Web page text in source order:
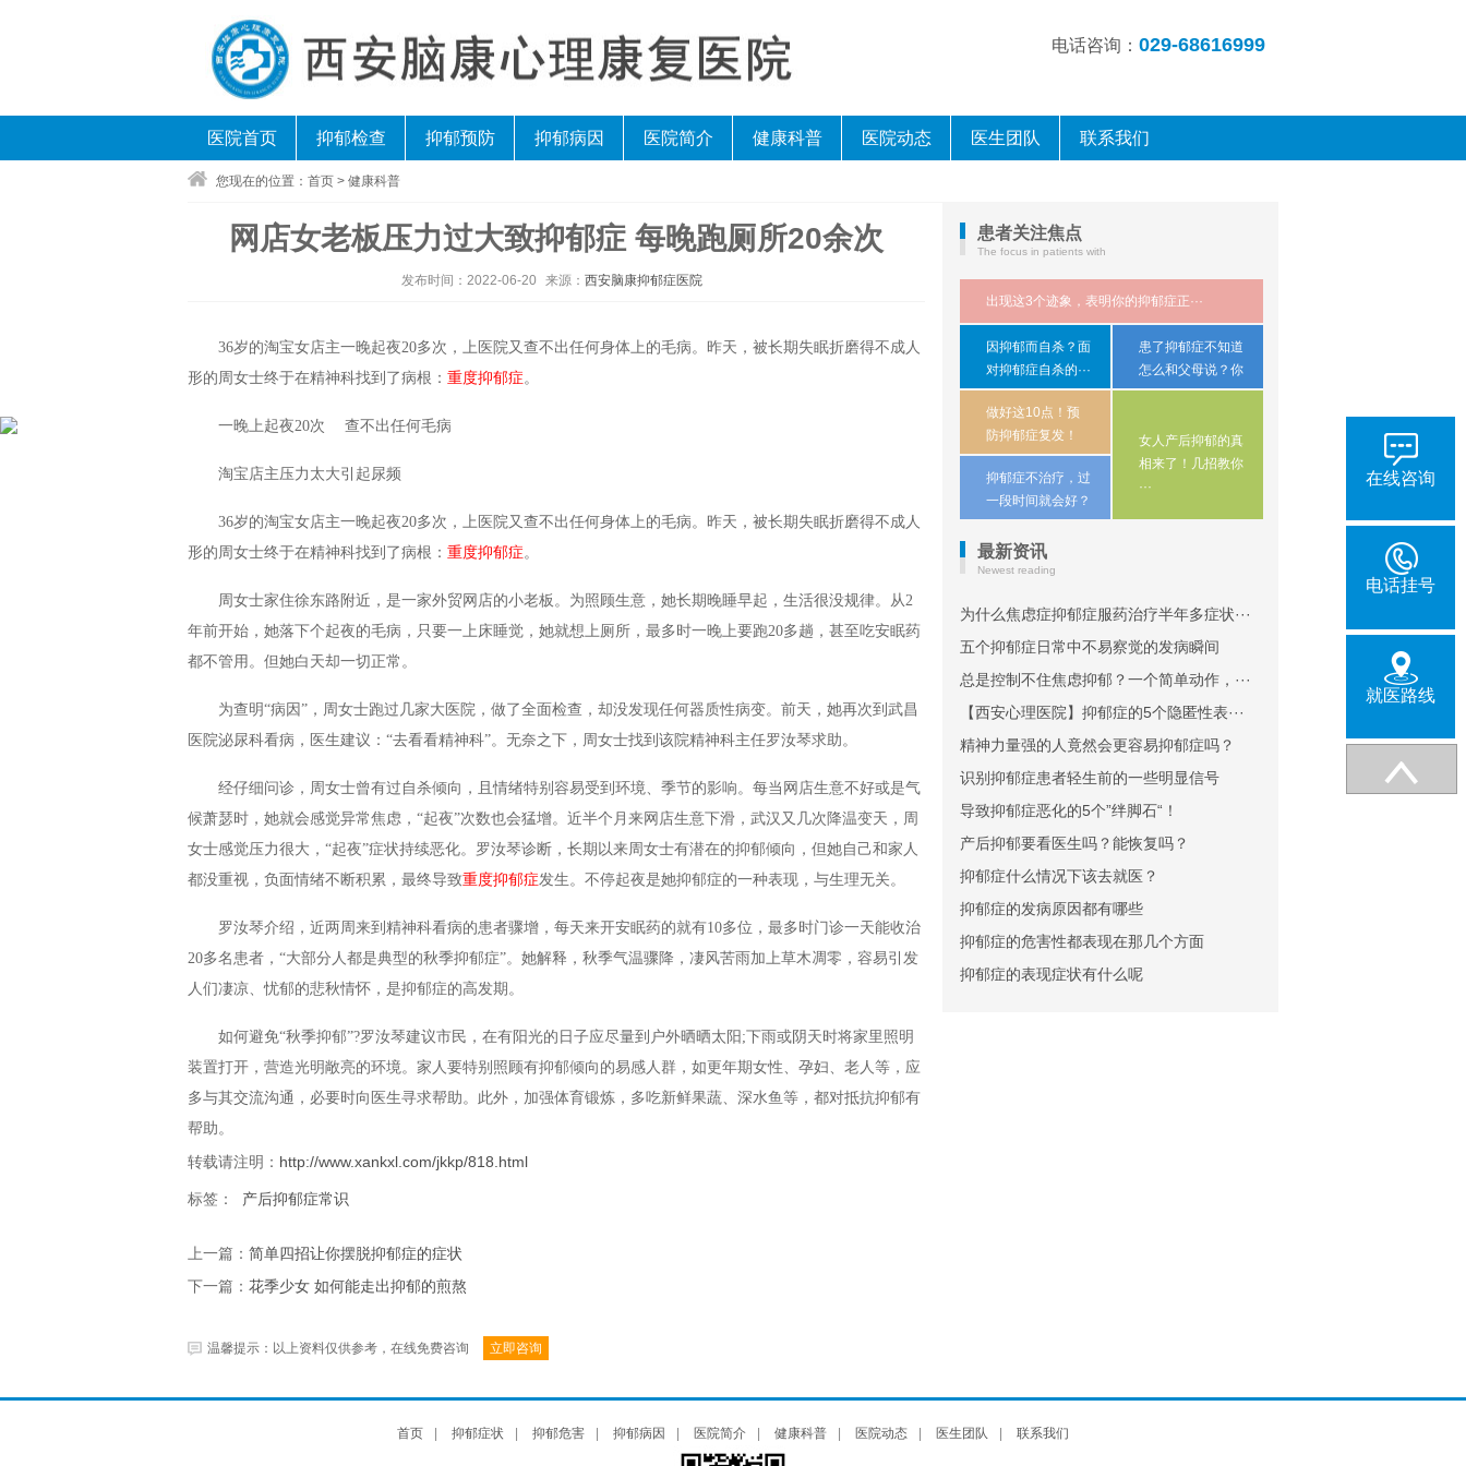
电话咨询： 029-68616999
医院首页 抑郁检查 抑郁预防 抑郁病因 医院简介 健康科普 医院动态 医生团队 联系我们
您现在的位置： 首页 > 健康科普
网店女老板压力过大致抑郁症 每晚跑厕所20余次
发布时间： 2022-06-20 来源： 西安脑康抑郁症医院
36岁的淘宝女店主一晚起夜20多次，上医院又查不出任何身体上的毛病。昨天，被长期失眠折磨得不成人
形的周女士终于在精神科找到了病根： 重度抑郁症。
一晚上起夜20次 查不出任何毛病
淘宝店主压力太大引起尿频
36岁的淘宝女店主一晚起夜20多次，上医院又查不出任何身体上的毛病。昨天，被长期失眠折磨得不成人
形的周女士终于在精神科找到了病根： 重度抑郁症。
周女士家住徐东路附近，是一家外贸网店的小老板。为照顾生意，她长期晚睡早起，生活很没规律。从2
年前开始，她落下个起夜的毛病，只要一上床睡觉，她就想上厕所，最多时一晚上要跑20多趟，甚至吃安眠药
都不管用。但她白天却一切正常。
为查明“病因”，周女士跑过几家大医院，做了全面检查，却没发现任何器质性病变。前天，她再次到武昌
医院泌尿科看病，医生建议：“去看看精神科”。无奈之下，周女士找到该院精神科主任罗汝琴求助。
经仔细问诊，周女士曾有过自杀倾向，且情绪特别容易受到环境、季节的影响。每当网店生意不好或是气
候萧瑟时，她就会感觉异常焦虑，“起夜”次数也会猛增。近半个月来网店生意下滑，武汉又几次降温变天，周
女士感觉压力很大，“起夜”症状持续恶化。罗汝琴诊断，长期以来周女士有潜在的抑郁倾向，但她自己和家人
都没重视，负面情绪不断积累，最终导致重度抑郁症发生。不停起夜是她抑郁症的一种表现，与生理无关。
罗汝琴介绍，近两周来到精神科看病的患者骤增，每天来开安眠药的就有10多位，最多时门诊一天能收治
20多名患者，“大部分人都是典型的秋季抑郁症”。她解释，秋季气温骤降，凄风苦雨加上草木凋零，容易引发
人们凄凉、忧郁的悲秋情怀，是抑郁症的高发期。
如何避免“秋季抑郁”?罗汝琴建议市民，在有阳光的日子应尽量到户外晒晒太阳;下雨或阴天时将家里照明
装置打开，营造光明敞亮的环境。家人要特别照顾有抑郁倾向的易感人群，如更年期女性、孕妇、老人等，应
多与其交流沟通，必要时向医生寻求帮助。此外，加强体育锻炼，多吃新鲜果蔬、深水鱼等，都对抵抗抑郁有
帮助。
转载请注明： http://www.xankxl.com/jkkp/818.html
标签： 产后抑郁症常识
上一篇： 简单四招让你摆脱抑郁症的症状
下一篇： 花季少女 如何能走出抑郁的煎熬
温馨提示：以上资料仅供参考，在线免费咨询 立即咨询
患者关注焦点
The focus in patients with
出现这3个迹象，表明你的抑郁症正···
因抑郁而自杀？​面
对抑郁症自杀的···
患了抑郁症不知道
怎么和父母说？你
···
做好这10点！预
防抑郁症复发！
女人产后抑郁的真
相来了！几招教你
···
抑郁症不治疗，过
一段时间就会好？
最新资讯
Newest reading
为什么焦虑症抑郁症服药治疗半年多症状···
五个抑郁症日常中不易察觉的发病瞬间
总是控制不住焦虑抑郁？一个简单动作，···
【西安心理医院】抑郁症的5个隐匿性表···
精神力量强的人竟然会更容易抑郁症吗？
识别抑郁症患者轻生前的一些明显信号
导致抑郁症恶化的5个”绊脚石“！
产后抑郁要看医生吗？能恢复吗？
抑郁症什么情况下该去就医？
抑郁症的发病原因都有哪些
抑郁症的危害性都表现在那几个方面
抑郁症的表现症状有什么呢
首页 抑郁症状 抑郁危害 抑郁病因 医院简介 健康科普 医院动态 医生团队 联系我们
在线咨询
电话挂号
就医路线